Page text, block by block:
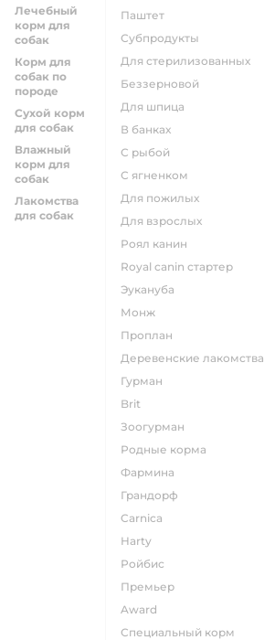
Лечебный
корм для
собак
Корм для
собак по
породе
Сухой корм
для собак
Влажный
корм для
собак
Лакомства
для собак
паштет
субпродукты
для стерилизованных
беззерновой
для шпица
в банках
с рыбой
с ягненком
для пожилых
для взрослых
роял канин
Royal canin стартер
эукануба
монж
проплан
деревенские лакомства
гурман
brit
зоогурман
родные корма
фармина
грандорф
carnica
harty
ройбис
премьер
award
специальный корм